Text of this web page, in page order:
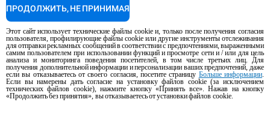
Ионообменный фильтр
Система обратного осмоса
Гарантия Unox
Найти дилеров
Найти сервисные центры
Авторское право 2026 UNOX S.p.A. Все права защищены. Рег. Imp.
Падуя, № 04230750285 - REA Padova 372835 - Капитал. Soc. 5.000.000 €
iv - P.IVA / CF 04230750285 - IT WEEE Reg. No. IT08020000000377
AI Content Disclaimer Privacy policy Cookie policy
Этот сайт использует технические файлы cookie и, только после получения согласия
пользователя, профилирующие файлы cookie или другие инструменты отслеживания
для отправки рекламных сообщений в соответствии с предпочтениями, выраженными
самим пользователем при использовании функций и просмотре сети и / или для цель
анализа и мониторинга поведения посетителей, в том числе третьих лиц. Для
получения дополнительной информации и персонализации ваших предпочтений, даже
если вы отказываетесь от своего согласия, посетите страницу Больше информации.
Если вы намерены дать согласие на установку файлов cookie (за исключением
технических файлов cookie), нажмите кнопку «Принять все». Нажав на кнопку
«Продолжить без принятия», вы отказываетесь от установки файлов cookie.
ПРОДОЛЖИТЬ, НЕ ПРИНИМАЯ